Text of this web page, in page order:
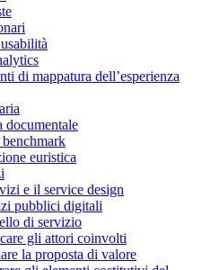
di mappatura dell’esperienza
documentale
euristica
e il service design
pubblici digitali
di servizio
gli attori coinvolti
la proposta di valore